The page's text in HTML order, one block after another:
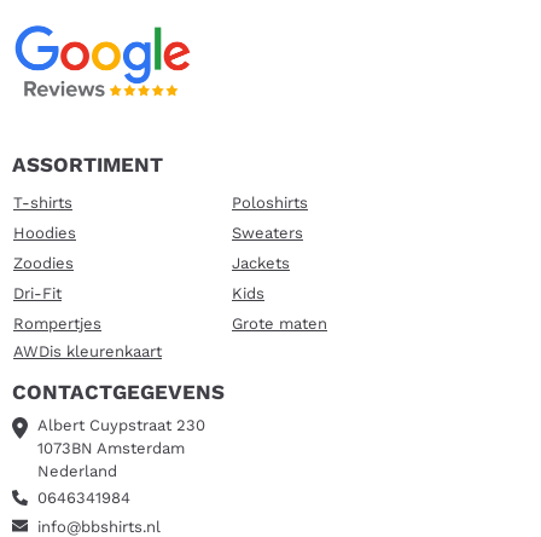
ASSORTIMENT
T-shirts
Poloshirts
Hoodies
Sweaters
Zoodies
Jackets
Dri-Fit
Kids
Rompertjes
Grote maten
AWDis kleurenkaart
CONTACTGEGEVENS
Albert Cuypstraat 230
1073BN Amsterdam
Nederland
0646341984
info@bbshirts.nl